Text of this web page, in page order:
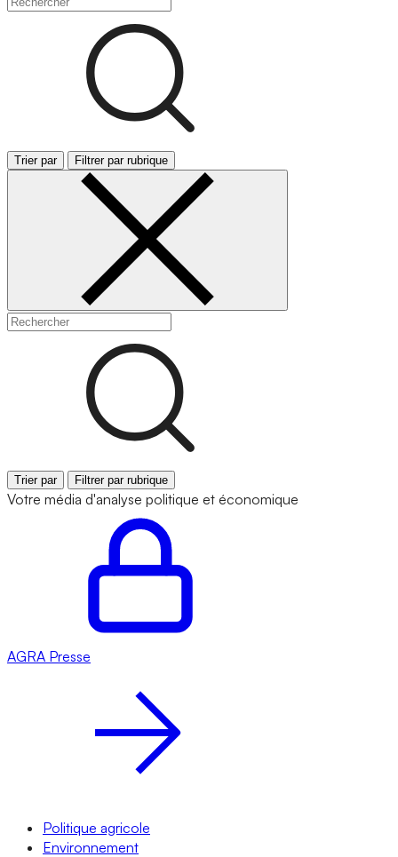
Trier par Filtrer par rubrique
Trier par Filtrer par rubrique
Votre média d'analyse politique et économique
AGRA Presse
Politique agricole
Environnement